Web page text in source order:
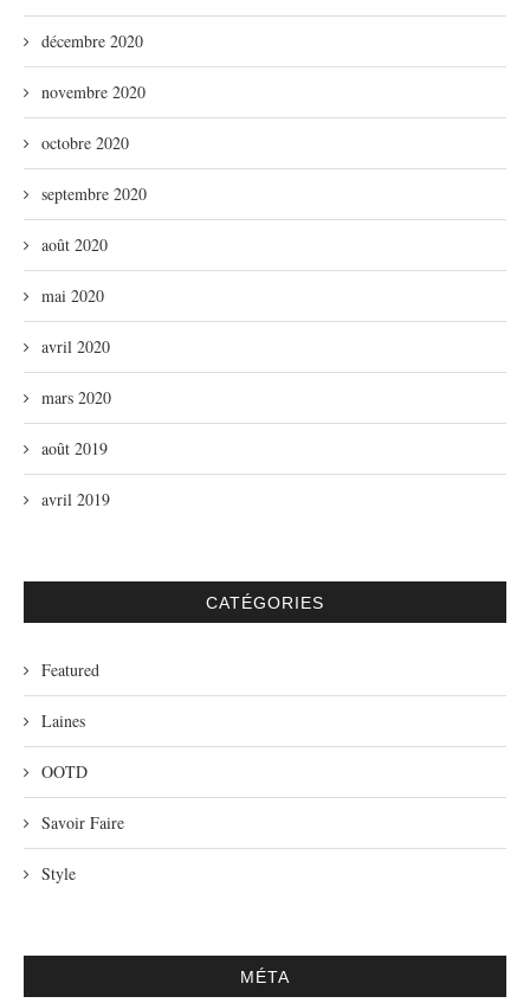
décembre 2020
novembre 2020
octobre 2020
septembre 2020
août 2020
mai 2020
avril 2020
mars 2020
août 2019
avril 2019
CATÉGORIES
Featured
Laines
OOTD
Savoir Faire
Style
MÉTA